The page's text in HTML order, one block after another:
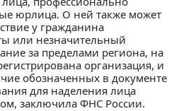
юрлица. О ней также может
у гражданина
или незначительный
за пределами региона, на
организация, и
обозначенных в документе
для наделения лица
заключила ФНС России.